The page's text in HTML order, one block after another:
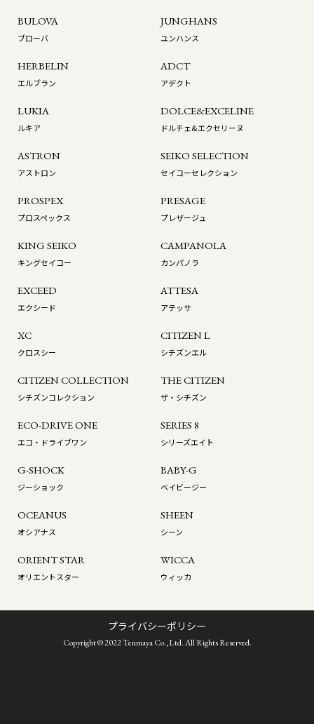
BULOVA
ブローバ
JUNGHANS
ユンハンス
HERBELIN
エルブラン
ADCT
アデクト
LUKIA
ルキア
DOLCE&EXCELINE
ドルチェ&エクセリーヌ
ASTRON
アストロン
SEIKO SELECTION
セイコーセレクション
PROSPEX
プロスペックス
PRESAGE
プレザージュ
KING SEIKO
キングセイコー
CAMPANOLA
カンパノラ
EXCEED
エクシード
ATTESA
アテッサ
XC
クロスシー
CITIZEN L
シチズンエル
CITIZEN COLLECTION
シチズンコレクション
THE CITIZEN
ザ・シチズン
ECO-DRIVE ONE
エコ・ドライブワン
SERIES 8
シリーズエイト
G-SHOCK
ジーショック
BABY-G
ベイビージー
OCEANUS
オシアナス
SHEEN
シーン
ORIENT STAR
オリエントスター
WICCA
ウィッカ
プライバシーポリシー
Copyright © 2022 Tenmaya Co.,Ltd. All Rights Reserved.